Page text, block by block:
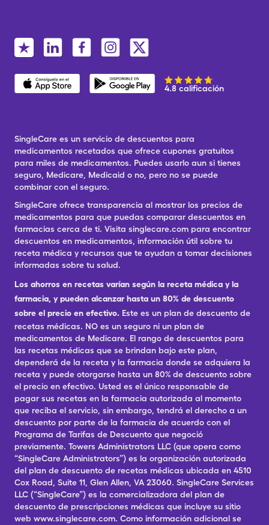
4.8 calificación
SingleCare es un servicio de descuentos para
medicamentos recetados que ofrece cupones gratuitos
para miles de medicamentos. Puedes usarlo aun si tienes
seguro, Medicare, Medicaid o no, pero no se puede
combinar con el seguro.
SingleCare ofrece transparencia al mostrar los precios de
medicamentos para que puedas comparar descuentos en
farmacias cerca de ti. Visita singlecare.com para encontrar
descuentos en medicamentos, información útil sobre tu
receta médica y recursos que te ayudan a tomar decisiones
informadas sobre tu salud.
Los ahorros en recetas varían según la receta médica y la
farmacia, y pueden alcanzar hasta un 80% de descuento
sobre el precio en efectivo. Este es un plan de descuento de
recetas médicas. NO es un seguro ni un plan de
medicamentos de Medicare. El rango de descuentos para
las recetas médicas que se brindan bajo este plan,
dependerá de la receta y la farmacia donde se adquiera la
receta y puede otorgarse hasta un 80% de descuento sobre
el precio en efectivo. Usted es el único responsable de
pagar sus recetas en la farmacia autorizada al momento
que reciba el servicio, sin embargo, tendrá el derecho a un
descuento por parte de la farmacia de acuerdo con el
Programa de Tarifas de Descuento que negoció
previamente. Towers Administrators LLC (que opera como
“SingleCare Administrators”) es la organización autorizada
del plan de descuento de recetas médicas ubicada en 4510
Cox Road, Suite 11, Glen Allen, VA 23060. SingleCare Services
LLC (“SingleCare”) es la comercializadora del plan de
descuento de prescripciones médicas que incluye su sitio
web www.singlecare.com. Como información adicional se